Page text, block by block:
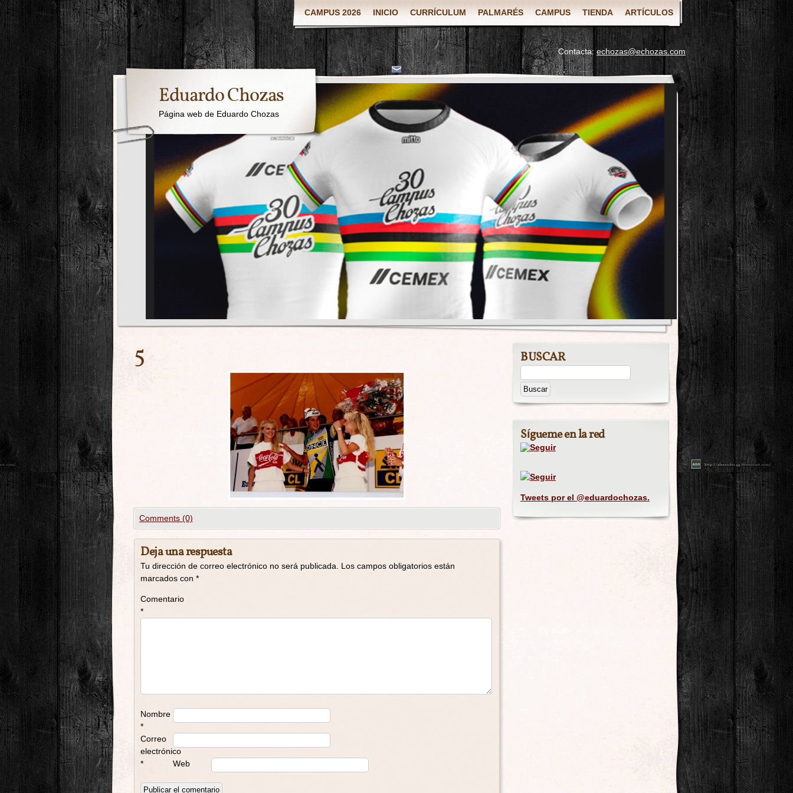
CAMPUS 2026 INICIO CURRÍCULUM PALMARÉS CAMPUS TIENDA ARTÍCULOS
Contacta:echozas@echozas.com
Eduardo Chozas
Página web de Eduardo Chozas
5
Comments (0)
Deja una respuesta
Tu dirección de correo electrónico no será publicada.
Los campos obligatorios están
marcados con *
Comentario
*
Nombre
*
Correo
electrónico
*
Web
BUSCAR
Sígueme en la red
Tweets por el @eduardochozas.